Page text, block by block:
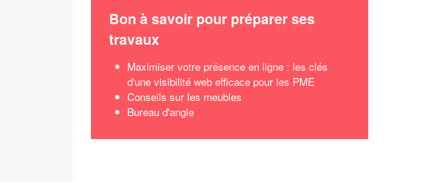
Bon à savoir pour préparer ses
travaux
Maximiser votre présence en ligne : les clés
d'une visibilité web efficace pour les PME
Conseils sur les meubles
Bureau d'angle